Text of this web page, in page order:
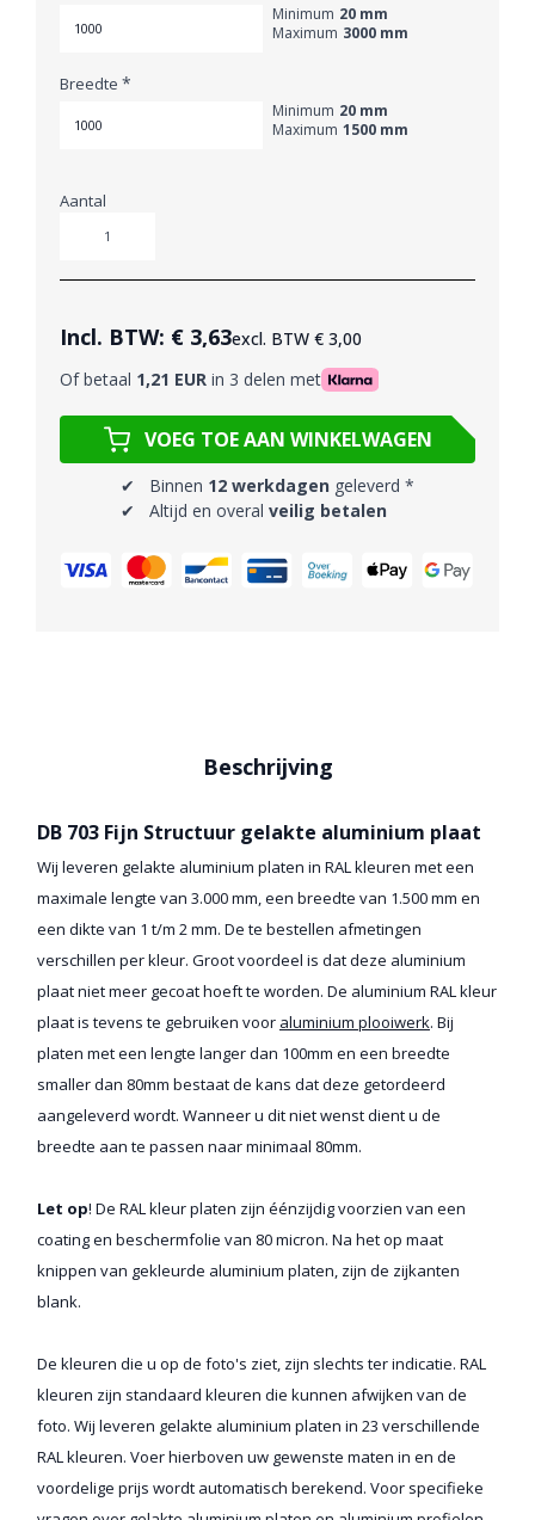
Minimum 20 mm
Maximum 3000 mm
Breedte *
Minimum 20 mm
Maximum 1500 mm
Aantal
Incl. BTW: € 3,63excl. BTW € 3,00
Of betaal 1,21 EUR in 3 delen met
VOEG TOE AAN WINKELWAGEN
✔ Binnen 12 werkdagen geleverd *
✔ Altijd en overal veilig betalen
Beschrijving
DB 703 Fijn Structuur gelakte aluminium plaat
Wij leveren gelakte aluminium platen in RAL kleuren met een
maximale lengte van 3.000 mm, een breedte van 1.500 mm en
een dikte van 1 t/m 2 mm. De te bestellen afmetingen
verschillen per kleur. Groot voordeel is dat deze aluminium
plaat niet meer gecoat hoeft te worden. De aluminium RAL kleur
plaat is tevens te gebruiken voor aluminium plooiwerk. Bij
platen met een lengte langer dan 100mm en een breedte
smaller dan 80mm bestaat de kans dat deze getordeerd
aangeleverd wordt. Wanneer u dit niet wenst dient u de
breedte aan te passen naar minimaal 80mm.
Let op! De RAL kleur platen zijn éénzijdig voorzien van een
coating en beschermfolie van 80 micron. Na het op maat
knippen van gekleurde aluminium platen, zijn de zijkanten
blank.
De kleuren die u op de foto's ziet, zijn slechts ter indicatie. RAL
kleuren zijn standaard kleuren die kunnen afwijken van de
foto. Wij leveren gelakte aluminium platen in 23 verschillende
RAL kleuren. Voer hierboven uw gewenste maten in en de
voordelige prijs wordt automatisch berekend. Voor specifieke